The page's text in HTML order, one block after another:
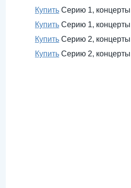
Купить Серию 1, концерты
Купить Серию 1, концерты
Купить Серию 2, концерты
Купить Серию 2, концерты